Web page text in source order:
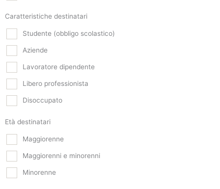
Caratteristiche destinatari
Studente (obbligo scolastico)
Aziende
Lavoratore dipendente
Libero professionista
Disoccupato
Età destinatari
Maggiorenne
Maggiorenni e minorenni
Minorenne